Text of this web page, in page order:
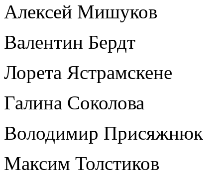
Алексей Мишуков
Валентин Бердт
Лорета Ястрамскене
Галина Соколова
Володимир Присяжнюк
Максим Толстиков